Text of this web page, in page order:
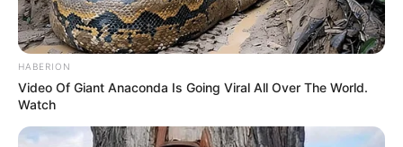
das Motto „Schon probiert? Burittos Rezept –
einfach & lecker begeistert alle!“ so treffend.
Sie eignen sich:
Für die schnelle Feierabendküche
HABERION
Video Of Giant Anaconda Is Going Viral All Over The World.
Watch